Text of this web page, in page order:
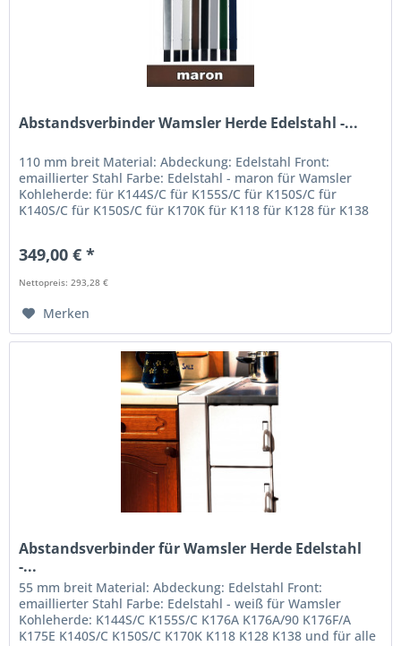
Abstandsverbinder Wamsler Herde Edelstahl -...
110 mm breit Material: Abdeckung: Edelstahl Front:
emaillierter Stahl Farbe: Edelstahl - maron für Wamsler
Kohleherde: für K144S/C für K155S/C für K150S/C für
K140S/C für K150S/C für K170K für K118 für K128 für K138
349,00 € *
Nettopreis: 293,28 €
Merken
Abstandsverbinder für Wamsler Herde Edelstahl
-...
55 mm breit Material: Abdeckung: Edelstahl Front:
emaillierter Stahl Farbe: Edelstahl - weiß für Wamsler
Kohleherde: K144S/C K155S/C K176A K176A/90 K176F/A
K175E K140S/C K150S/C K170K K118 K128 K138 und für alle